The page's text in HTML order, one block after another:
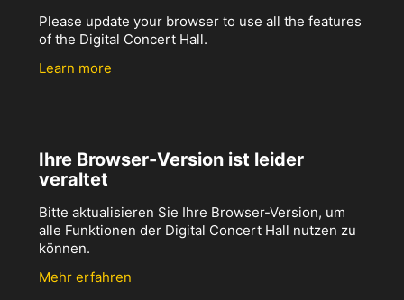
Please update your browser to use all the features
of the Digital Concert Hall.
Learn more
Ihre Browser-Version ist leider
veraltet
Bitte aktualisieren Sie Ihre Browser-Version, um
alle Funktionen der Digital Concert Hall nutzen zu
können.
Mehr erfahren